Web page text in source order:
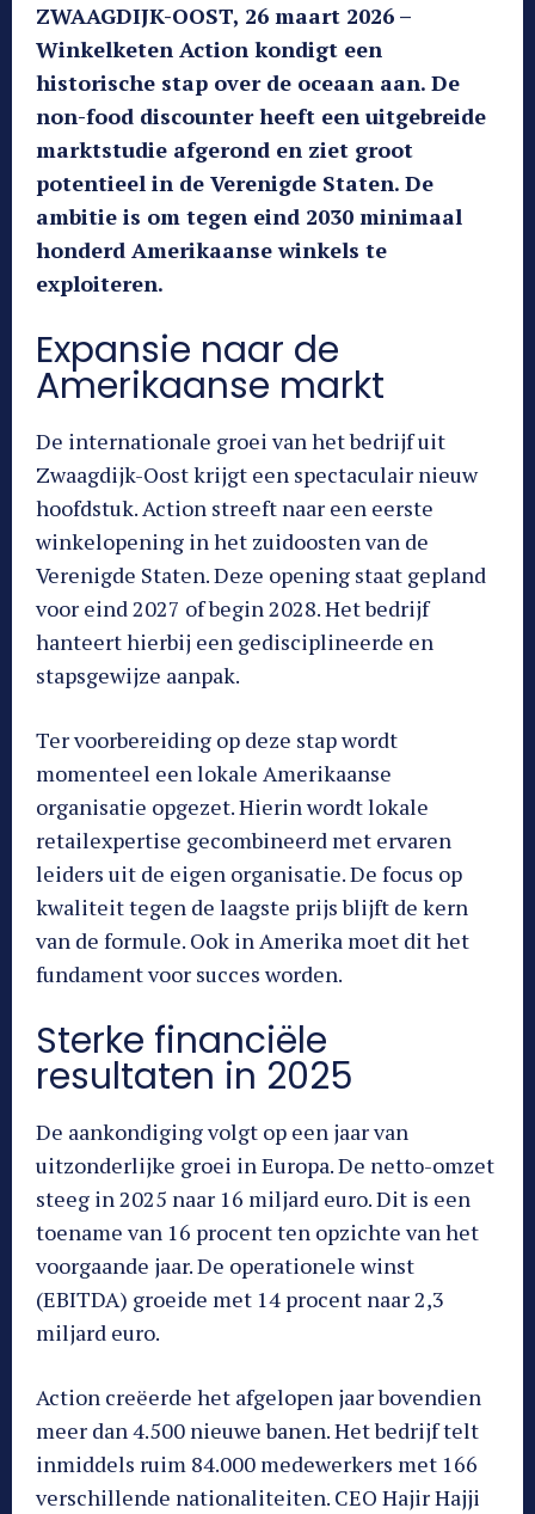
ZWAAGDIJK-OOST, 26 maart 2026 –
Winkelketen Action kondigt een
historische stap over de oceaan aan. De
non-food discounter heeft een uitgebreide
marktstudie afgerond en ziet groot
potentieel in de Verenigde Staten. De
ambitie is om tegen eind 2030 minimaal
honderd Amerikaanse winkels te
exploiteren.
Expansie naar de
Amerikaanse markt
De internationale groei van het bedrijf uit
Zwaagdijk-Oost krijgt een spectaculair nieuw
hoofdstuk. Action streeft naar een eerste
winkelopening in het zuidoosten van de
Verenigde Staten. Deze opening staat gepland
voor eind 2027 of begin 2028. Het bedrijf
hanteert hierbij een gedisciplineerde en
stapsgewijze aanpak.
Ter voorbereiding op deze stap wordt
momenteel een lokale Amerikaanse
organisatie opgezet. Hierin wordt lokale
retailexpertise gecombineerd met ervaren
leiders uit de eigen organisatie. De focus op
kwaliteit tegen de laagste prijs blijft de kern
van de formule. Ook in Amerika moet dit het
fundament voor succes worden.
Sterke financiële
resultaten in 2025
De aankondiging volgt op een jaar van
uitzonderlijke groei in Europa. De netto-omzet
steeg in 2025 naar 16 miljard euro. Dit is een
toename van 16 procent ten opzichte van het
voorgaande jaar. De operationele winst
(EBITDA) groeide met 14 procent naar 2,3
miljard euro.
Action creëerde het afgelopen jaar bovendien
meer dan 4.500 nieuwe banen. Het bedrijf telt
inmiddels ruim 84.000 medewerkers met 166
verschillende nationaliteiten. CEO Hajir Hajji